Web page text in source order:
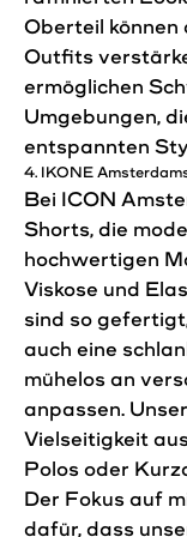
Oberteil können
Outfits
ermöglichen
Umgebungen,
entspannten
4. IKONE
Bei ICON
Shorts, die
hochwertigen
Viskose und
sind so
auch eine
mühelos an
anpassen.
Vielseitigkeit
Polos oder
Der Fokus auf
dafür, dass